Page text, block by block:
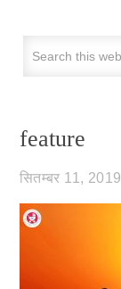
feature
सितम्बर 11, 2019